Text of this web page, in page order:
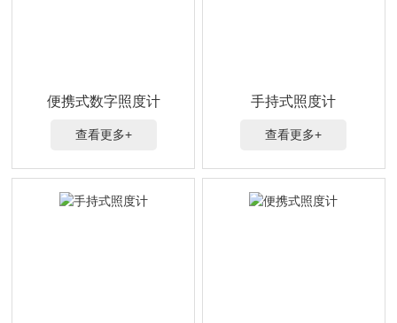
便携式数字照度计
查看更多+
手持式照度计
查看更多+